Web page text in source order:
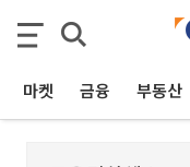
마켓 금융 부동산